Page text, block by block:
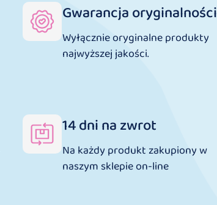
Gwarancja oryginalności
Wyłącznie oryginalne produkty
najwyższej jakości.
14 dni na zwrot
Na każdy produkt zakupiony w
naszym sklepie on-line